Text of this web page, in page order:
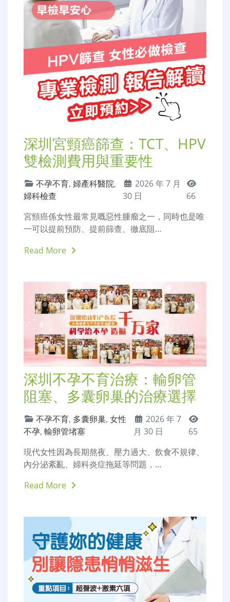
深圳宮頸癌篩查：TCT、HPV
雙檢測費用與重要性
不孕不育, 婦產科醫院,
婦科檢查
2026 年 7 月
30 日
66
宮頸癌係女性最常見嘅惡性腫瘤之一，同時也是唯
一可以提前預防、提前篩查、徹底阻…
Read More
深圳不孕不育治療：輸卵管
阻塞、多囊卵巢的治療選擇
不孕不育, 多囊卵巢, 女性
不孕, 輸卵管堵塞
2026 年 7
月 30 日
65
現代女性因為長期熬夜、壓力過大、飲食不規律、
內分泌紊亂、婦科炎症拖延等問題，…
Read More